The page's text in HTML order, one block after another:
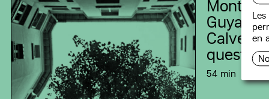
en
Guyane
Calvet
question
54 min